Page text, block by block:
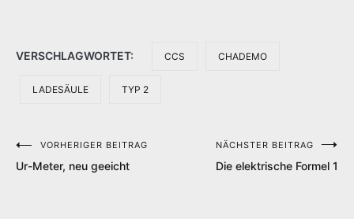
VERSCHLAGWORTET: CCS CHADEMO
LADESÄULE TYP 2
Beitragsnavigation
VORHERIGER BEITRAG
Ur-Meter, neu geeicht
NÄCHSTER BEITRAG
Die elektrische Formel 1